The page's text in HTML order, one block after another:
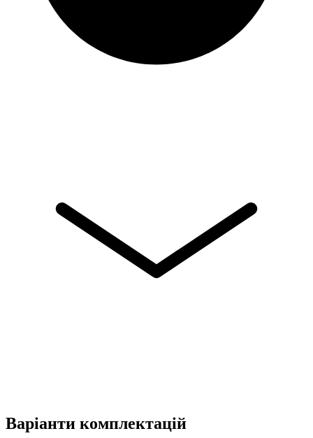
Варіанти комплектацій